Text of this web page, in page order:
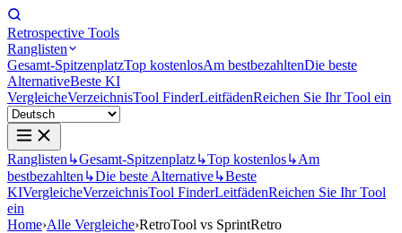
Retrospective Tools
Ranglisten
Gesamt-SpitzenplatzTop kostenlosAm bestbezahltenDie beste
AlternativeBeste KI
VergleicheVerzeichnisTool FinderLeitfädenReichen Sie Ihr Tool ein
Ranglisten ↳Gesamt-Spitzenplatz↳Top kostenlos↳Am
bestbezahlten ↳Die beste Alternative↳Beste
KIVergleicheVerzeichnisTool FinderLeitfädenReichen Sie Ihr Tool
ein
Home›Alle Vergleiche›RetroTool vs SprintRetro